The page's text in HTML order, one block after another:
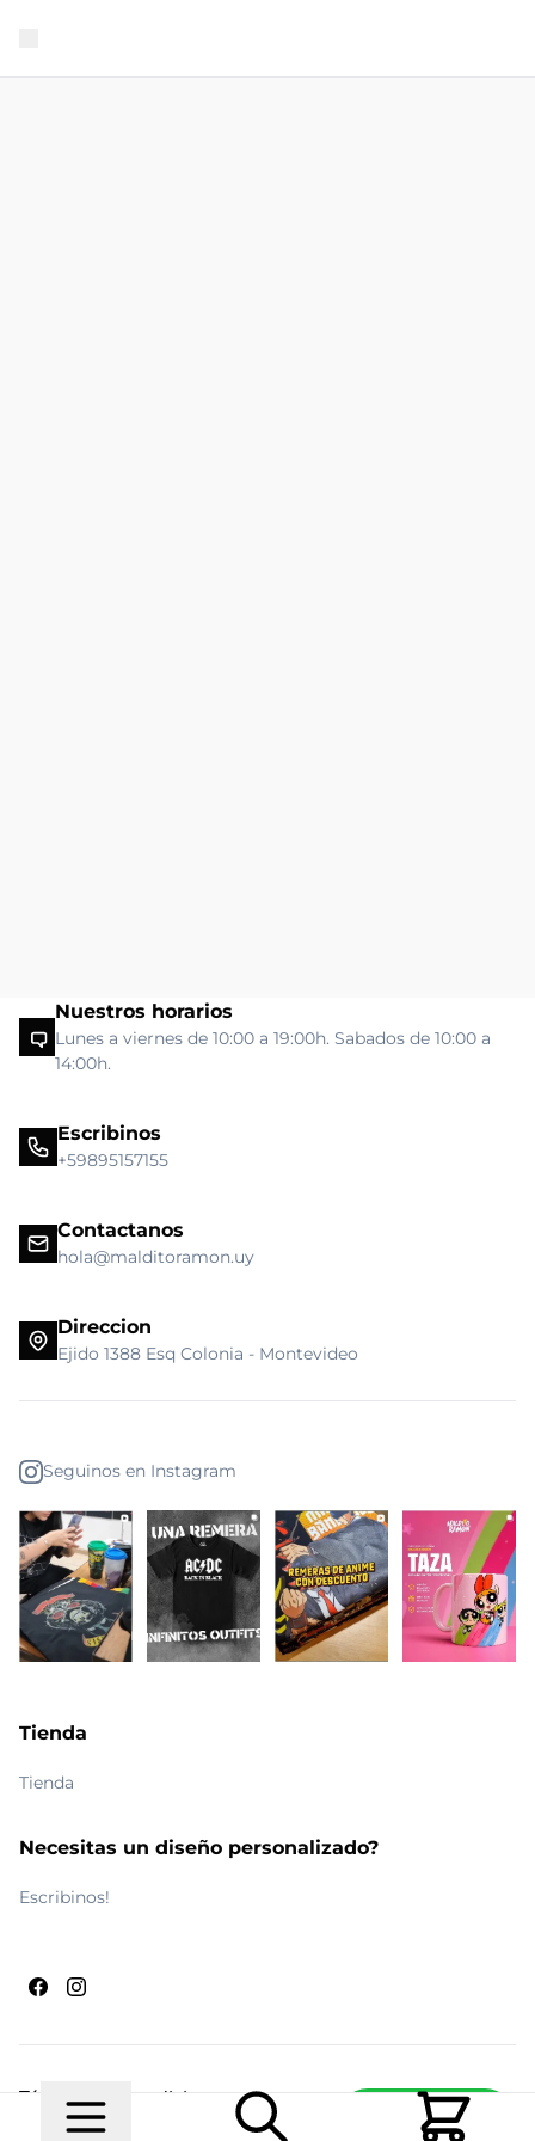
Escribinos
Nuestros horarios
Lunes a viernes de 10:00 a 19:00h. Sabados de 10:00 a
14:00h.
Escribinos
+59895157155
Contactanos
hola@malditoramon.uy
Direccion
Ejido 1388 Esq Colonia - Montevideo
Seguinos en Instagram
Tienda
Tienda
Necesitas un diseño personalizado?
Escribinos!
© 2026 Maldito RamónRealizado por Ecwid de
Términos y condiciones